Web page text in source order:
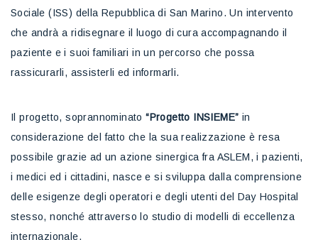
Sociale (ISS) della Repubblica di San Marino. Un intervento
che andrà a ridisegnare il luogo di cura accompagnando il
paziente e i suoi familiari in un percorso che possa
rassicurarli, assisterli ed informarli.
Il progetto, soprannominato“Progetto INSIEME” in
considerazione del fatto che la sua realizzazione è resa
possibile grazie ad un azione sinergica fra ASLEM, i pazienti,
i medici ed i cittadini, nasce e si sviluppa dalla comprensione
delle esigenze degli operatori e degli utenti del Day Hospital
stesso, nonché attraverso lo studio di modelli di eccellenza
internazionale.